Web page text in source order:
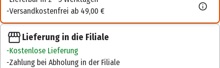
Versandkostenfrei ab 49,00 €
Lieferung in die Filiale
Kostenlose Lieferung
Zahlung bei Abholung in der Filiale